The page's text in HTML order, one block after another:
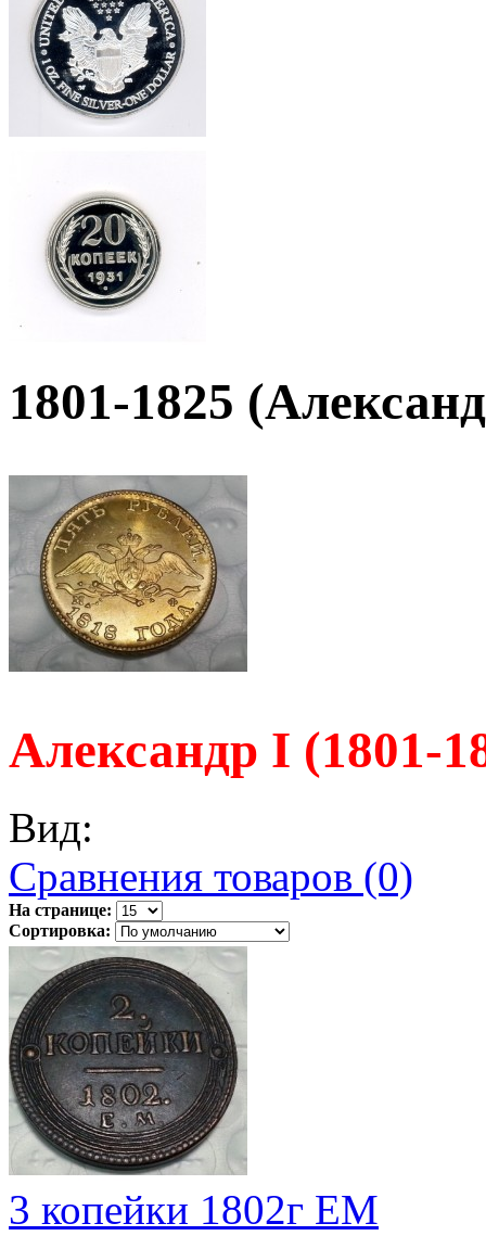
1801-1825
Александр I (1801-
Вид:
Сравнения товаров (0)
На странице:
Сортировка:
3 копейки 1802г ЕМ